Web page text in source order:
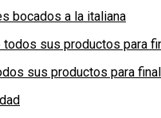
bocados a la italiana
sus productos para